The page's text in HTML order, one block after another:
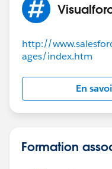
public
public string
public
http://
ages/index.htm
En
Formation